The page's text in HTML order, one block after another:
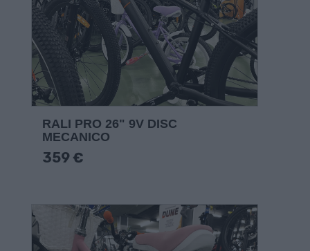
RALI PRO 26" 9V DISC
MECANICO
359 €